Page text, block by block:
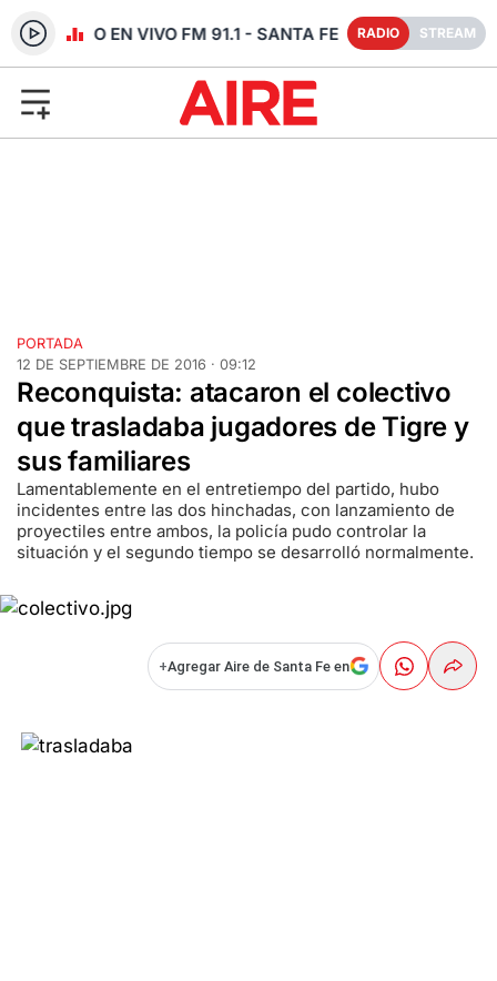
RADIO EN VIVO FM 91.1 - SANTA FE RADIO STREAM
PORTADA
12 DE SEPTIEMBRE DE 2016 · 09:12
Reconquista: atacaron el colectivo
que trasladaba jugadores de Tigre y
sus familiares
Lamentablemente en el entretiempo del partido, hubo
incidentes entre las dos hinchadas, con lanzamiento de
proyectiles entre ambos, la policía pudo controlar la
situación y el segundo tiempo se desarrolló normalmente.
+Agregar Aire de Santa Fe en